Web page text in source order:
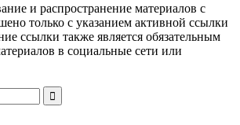
и распространение материалов с
только с указанием активной ссылки
ссылки также является обязательным
в социальные сети или